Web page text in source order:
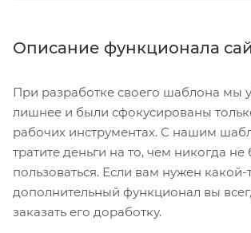
Описание функционала
При разработке своего шаблона мы
лишнее и были сфокусированы
рабочих инструментах. С нашим
тратите деньги на то, чем никогда не
пользоваться. Если вам нужен какой-
дополнительный функционал вы
заказать его доработку.